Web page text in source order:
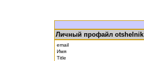
Личный профайл otshelnik
email
Имя
Title